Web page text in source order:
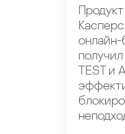
онлайн-
TEST и